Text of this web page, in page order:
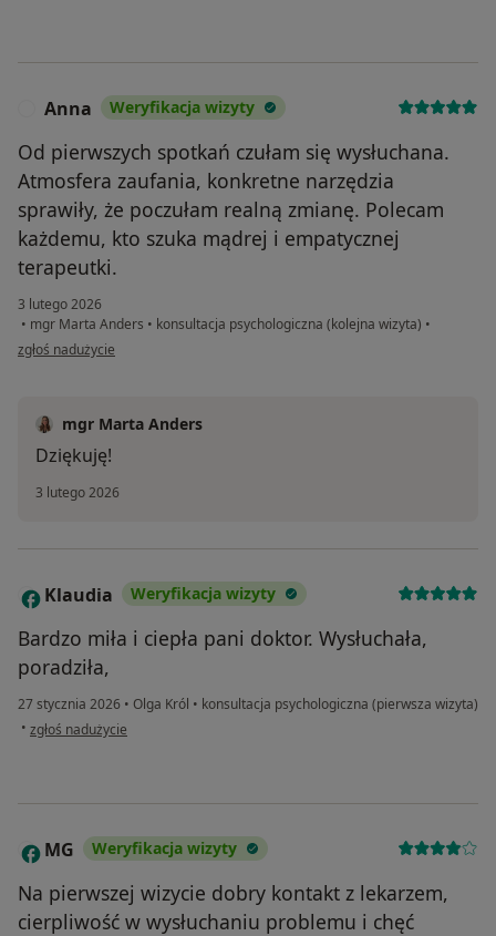
Anna Weryfikacja wizyty
Od pierwszych spotkań czułam się wysłuchana.
Atmosfera zaufania, konkretne narzędzia
sprawiły, że poczułam realną zmianę. Polecam
każdemu, kto szuka mądrej i empatycznej
terapeutki.
3 lutego 2026
• mgr Marta Anders • konsultacja psychologiczna (kolejna wizyta) •
w opinii użytkownika Anna
zgłoś nadużycie
mgr Marta Anders
Dziękuję!
3 lutego 2026
K Klaudia Weryfikacja wizyty
Bardzo miła i ciepła pani doktor. Wysłuchała,
poradziła,
27 stycznia 2026 • Olga Król • konsultacja psychologiczna (pierwsza wizyta)
• w opinii użytkownika Klaudia
zgłoś nadużycie
M MG Weryfikacja wizyty
Na pierwszej wizycie dobry kontakt z lekarzem,
cierpliwość w wysłuchaniu problemu i chęć